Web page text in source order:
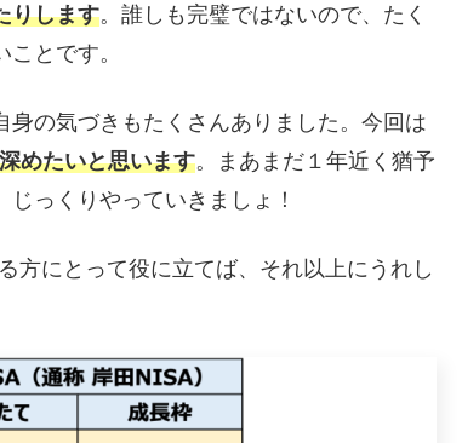
りします。誰しも完璧ではないので、たく
とです。
の気づきもたくさんありました。今回は
めたいと思います。まあまだ１年近く猶予
っくりやっていきましょ！
方にとって役に立てば、それ以上にうれし